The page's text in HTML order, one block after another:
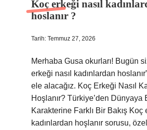
Koç erkeği nasıl
hoslanır ?
Tarih: Temmuz 27, 2026
Merhaba Gusa okurları! Bugün
erkeği nasıl kadınlardan
ele alacağız. Koç Erkeği Nasıl
Hoşlanır? Türkiye’den Dünyaya
Karakterine Farklı Bir Bakış Koç
kadınlardan hoşlanır sorusu,